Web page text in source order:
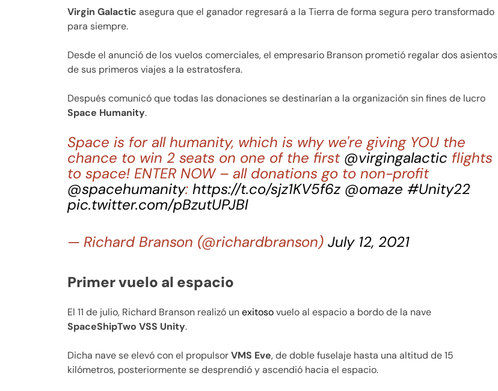
Virgin Galactic asegura que el ganador regresará a la Tierra de forma segura pero transformado
para siempre.
Desde el anunció de los vuelos comerciales, el empresario Branson prometió regalar dos asientos
de sus primeros viajes a la estratosfera.
Después comunicó que todas las donaciones se destinarían a la organización sin fines de lucro
Space Humanity.
Space is for all humanity, which is why we're giving YOU the
chance to win 2 seats on one of the first @virgingalactic flights
to space! ENTER NOW – all donations go to non-profit
@spacehumanity: https://t.co/sjz1KV5f6z @omaze #Unity22
pic.twitter.com/pBzutUPJBl
— Richard Branson (@richardbranson) July 12, 2021
Primer vuelo al espacio
El 11 de julio, Richard Branson realizó unexitosovuelo al espacio a bordo de la nave
SpaceShipTwo VSS Unity.
Dicha nave se elevó con el propulsorVMS Eve, de doble fuselaje hasta una altitud de 15
kilómetros, posteriormente se desprendió y ascendió hacia el espacio.